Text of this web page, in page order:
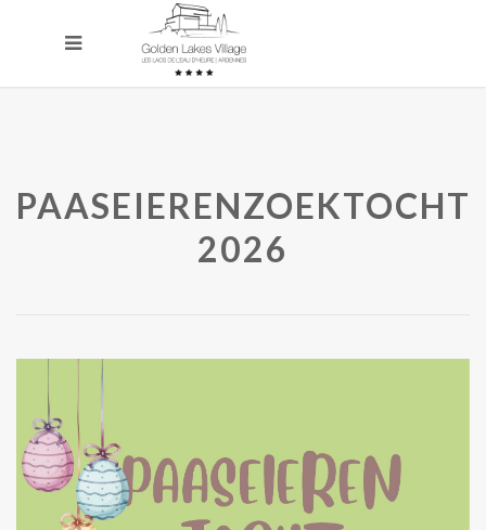
PAASEIERENZOEKTOCHT
2026